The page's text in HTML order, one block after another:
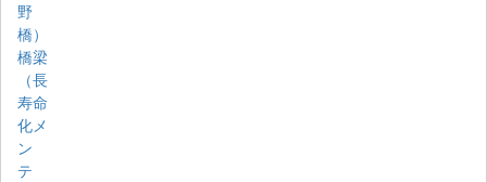
野
橋）
橋梁
（長
寿命
化メ
ン
テ